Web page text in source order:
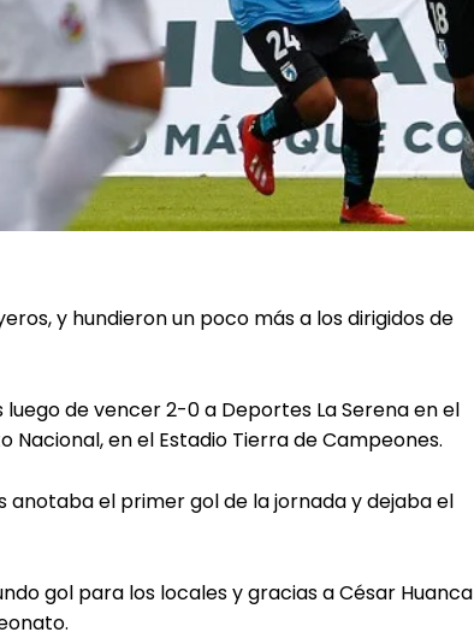
y hundieron un poco más a los dirigidos de
de vencer 2-0 a Deportes La Serena en el
en el Estadio Tierra de Campeones.
anotaba el primer gol de la jornada y dejaba el
gol para los locales y gracias a César Huanca